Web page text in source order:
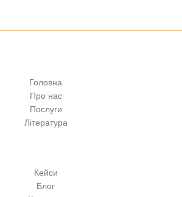
Головна
Про нас
Послуги
Література
Кейси
Блог